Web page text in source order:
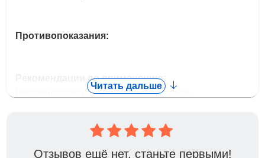
Противопоказания:
Рекомендации по применению:
Рекомендации по применению: флакон с
- для профилактики появления вредителей: 1
колпачок развести в 2 л воды, обрабатывать 1 раз в
Читать дальше
Отзывов ещё нет, станьте первыми!